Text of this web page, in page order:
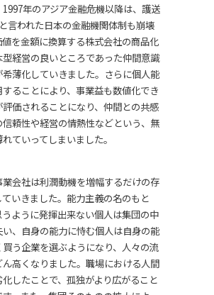
1997年のアジア金融危機以降は、護送
言われた日本の金融機関体制も崩壊
値を金額に換算する株式会社の商品化
経営の良いところであった仲間意識
薄化していきました。さらに個人能
ることにより、事業益も数値化でき
価されることになり、仲間との共感
頼性や経営の情熱性などという、無
ていってしまいました。
会社は利潤動機を増幅するだけの存
いきました。能力主義の名のもと
ように発揮出来ない個人は集団の中
、自身の能力に恃む個人は自身の能
う企業を選ぶようになり、人々の流
高くなりました。職場における人間
したことで、孤独がより広がること